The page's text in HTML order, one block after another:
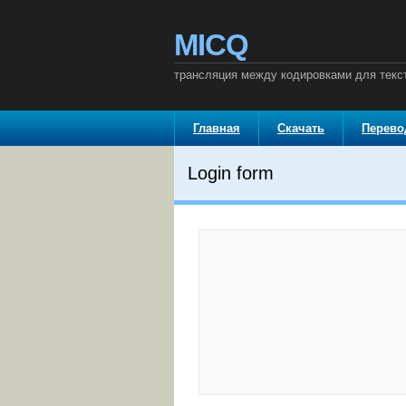
MICQ
трансляция между кодировками для
Главная Скачать
Login form